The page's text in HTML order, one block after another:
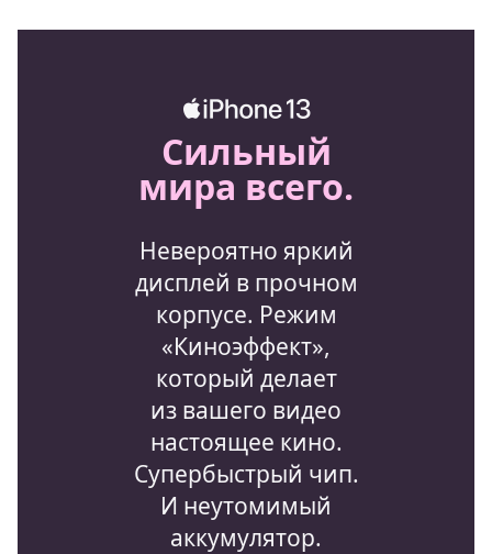
Сильный
мира всего.
Невероятно яркий
дисплей в прочном
корпусе. Режим
«Киноэффект»,
который делает
из вашего видео
настоящее кино.
Супербыстрый чип.
И неутомимый
аккумулятор.